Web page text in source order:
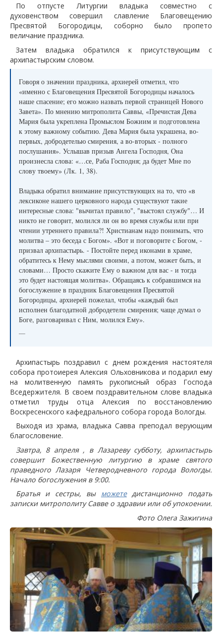
По отпусте Литургии владыка совместно с
духовенством совершил славление Благовещению
Пресвятой Богородицы, соборно было пропето
величание праздника.
Затем владыка обратился к присутствующим с
архипастырским словом.
Говоря о значении праздника, архиерей отметил, что
«именно с Благовещения Пресвятой Богородицы началось
наше спасение; его можно назвать первой страницей Нового
Завета». По мнению митрополита Саввы, «Пречистая Дева
Мария была укреплена Промыслом Божиим и подготовлена
к этому важному событию. Дева Мария была украшена, во-
первых, добродетелью смирения, а во-вторых - полного
послушания». Услышав призыв Ангела Господня, Она
произнесла слова: «…се, Раба Господня; да будет Мне по
слову твоему» (Лк. 1, 38).
Владыка обратил внимание присутствующих на то, что «в
лексиконе нашего церковного народа существуют такие
интересные слова: "вычитал правило", "выстоял службу"… И
никто не говорит, молился ли он во время службы или при
чтении утреннего правила?! Христианам надо понимать, что
молитва – это беседа с Богом». «Вот и поговорите с Богом, -
призвал архипастырь. - Постойте перед иконами в храме,
обратитесь к Нему мыслями своими, а потом, может быть, и
словами… Просто скажите Ему о важном для вас - и тогда
это будет настоящая молитва». Обращаясь к собравшимся на
богослужение в праздник Благовещения Пресвятой
Богородицы, архиерей пожелал, чтобы «каждый был
исполнен благодатной добродетели смирения; чаще думал о
Боге, разговаривал с Ним, молился Ему».
—
Архипастырь поздравил с днем рождения настоятеля
собора протоиерея Алексия Ольховникова и подарил ему
на молитвенную память рукописный образ Господа
Вседержителя. В своем поздравительном слове владыка
отметил труды отца Алексия по восстановлению
Воскресенского кафедрального собора города Вологды.
Выходя из храма, владыка Савва преподал верующим
благословение.
Завтра, 8 апреля , в Лазареву субботу, архипастырь
совершит Божественную литургию в храме святого
праведного Лазаря Четверодневного города Вологды.
Начало богослужения в 9:00.
Братья и сестры, вы можетедистанционно подать
записки митрополиту Савве о здравии или об упокоении.
Фото Олега Зажигина